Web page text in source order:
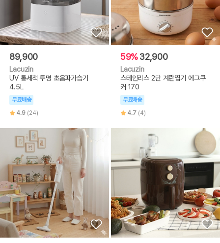
89,900
Lacuzin
UV 통세척 투명 초음파가습기
4.5L
무료배송
4.9 (24)
59%32,900
Lacuzin
스테인리스 2단 계란찜기 에그쿠
커 170
무료배송
4.7 (4)